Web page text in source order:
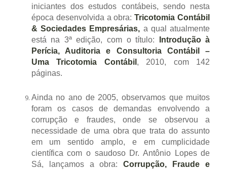
iniciantes dos estudos contábeis, sendo nesta
época desenvolvida a obra:Tricotomia Contábil
& Sociedades Empresárias, a qual atualmente
está na 3ª edição, com o título:
Introdução à
Perícia, Auditoria e Consultoria Contábil –
Uma Tricotomia Contábil , 2010, com 142
páginas.
Ainda no ano de 2005, observamos que muitos
foram os casos de demandas envolvendo a
corrupção e fraudes, onde se observou a
necessidade de uma obra que trata do assunto
em um sentido amplo, e em cumplicidade
científica com o saudoso Dr. Antônio Lopes de
Sá, lançamos a obra:Corrupção, Fraude e